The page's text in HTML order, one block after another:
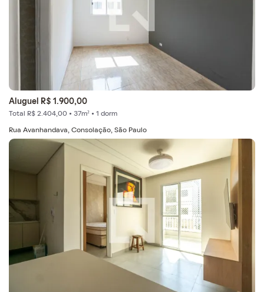
Aluguel R$ 1.900,00
Total R$ 2.404,00 • 37m² • 1 dorm
Rua Avanhandava, Consolação, São Paulo